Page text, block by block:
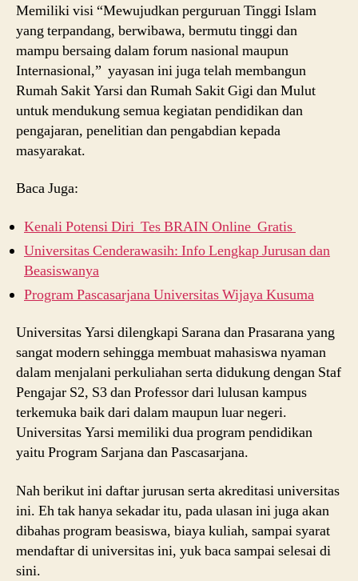
Memiliki visi “Mewujudkan perguruan Tinggi Islam
yang terpandang, berwibawa, bermutu tinggi dan
mampu bersaing dalam forum nasional maupun
Internasional,” yayasan ini juga telah membangun
Rumah Sakit Yarsi dan Rumah Sakit Gigi dan Mulut
untuk mendukung semua kegiatan pendidikan dan
pengajaran, penelitian dan pengabdian kepada
masyarakat.
Baca Juga:
Kenali Potensi Diri Tes BRAIN Online Gratis
Universitas Cenderawasih: Info Lengkap Jurusan dan
Beasiswanya
Program Pascasarjana Universitas Wijaya Kusuma
Universitas Yarsi dilengkapi Sarana dan Prasarana yang
sangat modern sehingga membuat mahasiswa nyaman
dalam menjalani perkuliahan serta didukung dengan Staf
Pengajar S2, S3 dan Professor dari lulusan kampus
terkemuka baik dari dalam maupun luar negeri.
Universitas Yarsi memiliki dua program pendidikan
yaitu Program Sarjana dan Pascasarjana.
Nah berikut ini daftar jurusan serta akreditasi universitas
ini. Eh tak hanya sekadar itu, pada ulasan ini juga akan
dibahas program beasiswa, biaya kuliah, sampai syarat
mendaftar di universitas ini, yuk baca sampai selesai di
sini.